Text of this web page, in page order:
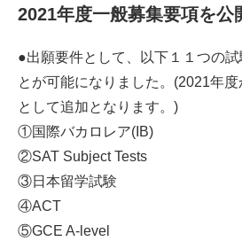
2021年度一般募集要項を公
●出願要件として、以下１１つの
とが可能になりました。(2021年
として追加となります。)
①国際バカロレア(IB)
②SAT Subject Tests
③日本留学試験
④ACT
⑤GCE A-level